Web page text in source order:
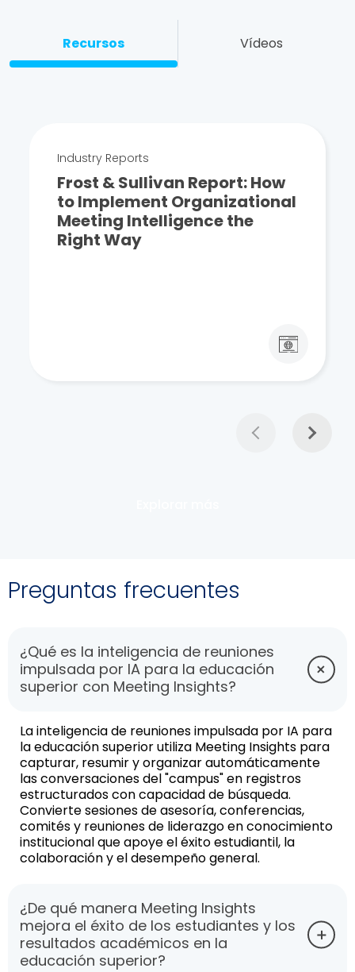
Recursos Vídeos
Industry Reports
Frost & Sullivan Report: How
to Implement Organizational
Meeting Intelligence the
Right Way
Preguntas frecuentes
¿Qué es la inteligencia de reuniones
impulsada por IA para la educación
superior con Meeting Insights?
La inteligencia de reuniones impulsada por IA para
la educación superior utiliza Meeting Insights para
capturar, resumir y organizar automáticamente
las conversaciones del "campus" en registros
estructurados con capacidad de búsqueda.
Convierte sesiones de asesoría, conferencias,
comités y reuniones de liderazgo en conocimiento
institucional que apoye el éxito estudiantil, la
colaboración y el desempeño general.
¿De qué manera Meeting Insights
mejora el éxito de los estudiantes y los
resultados académicos en la
educación superior?